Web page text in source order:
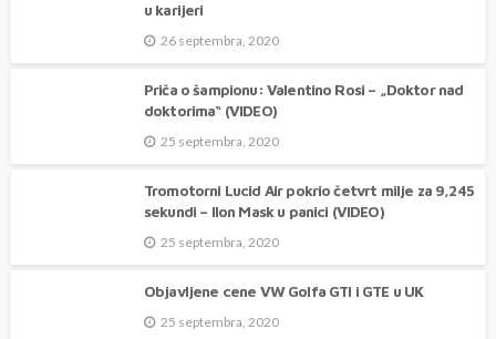
u karijeri
26 septembra, 2020
Priča o šampionu: Valentino Rosi – „Doktor nad
doktorima“ (VIDEO)
25 septembra, 2020
Tromotorni Lucid Air pokrio četvrt milje za 9,245
sekundi – Ilon Mask u panici (VIDEO)
25 septembra, 2020
Objavljene cene VW Golfa GTI i GTE u UK
25 septembra, 2020